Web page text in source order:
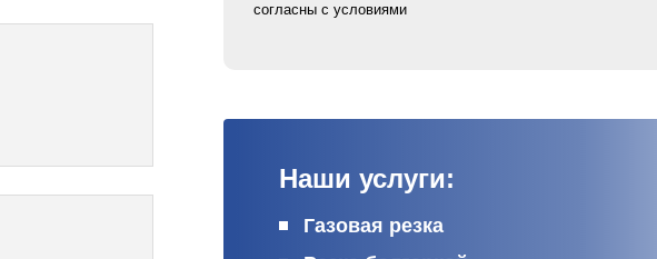
согласны с условиями
Наши услуги:
Газовая резка